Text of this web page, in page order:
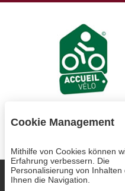
Each BWH℠ Hotels
Cookie-Verwaltung AGB
Cookie Management
Mithilfe von Cookies können
Erfahrung verbessern. Die
Personalisierung von Inhalten
Ihnen die Navigation.